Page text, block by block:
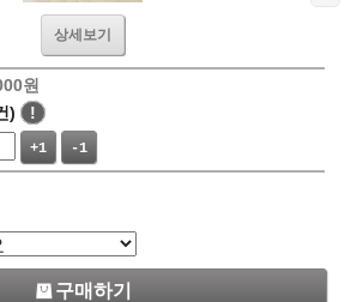
상세보기
원
)
!
+1 -1
구매하기